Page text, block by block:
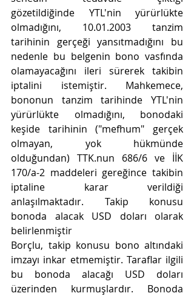
gözetildiğinde YTL'nin yürürlükte
olmadığını, 10.01.2003 tanzim
tarihinin gerçeği yansıtmadığını bu
nedenle bu belgenin bono vasfında
olamayacağını ileri sürerek takibin
iptalini istemiştir. Mahkemece,
bononun tanzim tarihinde YTL'nin
yürürlükte olmadığını, bonodaki
keşide tarihinin ("mefhum" gerçek
olmayan, yok hükmünde
olduğundan) TTK.nun 686/6 ve İİK
170/a-2 maddeleri gereğince takibin
iptaline karar verildiği
anlaşılmaktadır. Takip konusu
bonoda alacak USD doları olarak
belirlenmiştir
Borçlu, takip konusu bono altındaki
imzayı inkar etmemiştir. Taraflar ilgili
bu bonoda alacağı USD doları
üzerinden kurmuşlardır. Bonoda